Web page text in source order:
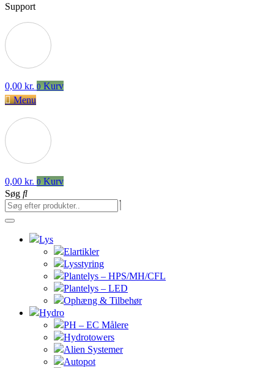
Support
0,00 kr. 0 Kurv
Menu
0,00 kr. 0 Kurv
Søg
Lys
Elartikler
Lysstyring
Plantelys – HPS/MH/CFL
Plantelys – LED
Ophæng & Tilbehør
Hydro
PH – EC Målere
Hydrotowers
Alien Systemer
Autopot